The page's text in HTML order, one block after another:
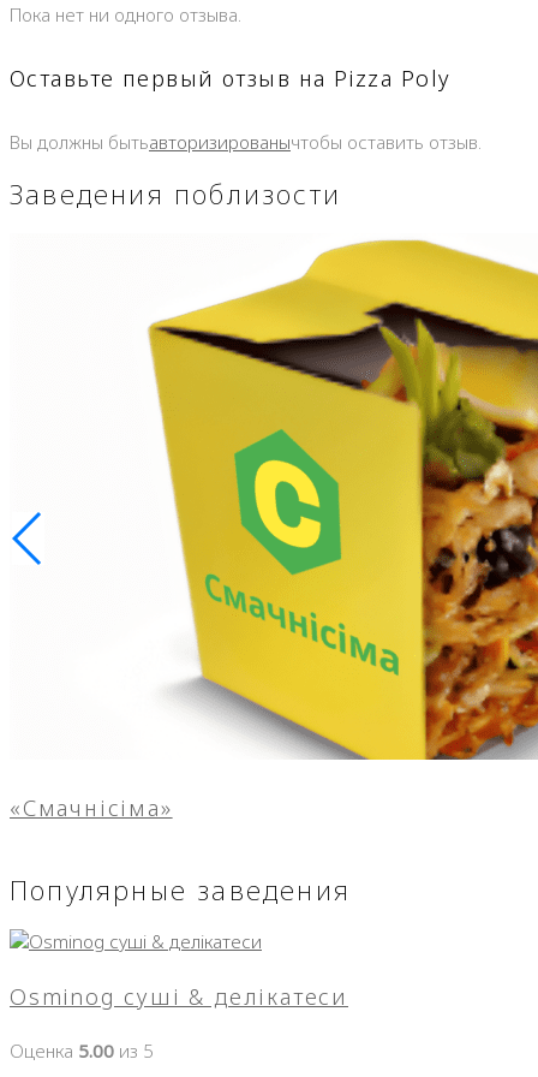
Пока нет ни одного отзыва.
Оставьте первый отзыв на Pizza Poly
Вы должны бытьавторизированычтобы оставить отзыв.
Заведения поблизости
«Смачнісіма»
Популярные заведения
Osminog суші & делікатеси
Оценка 5.00 из 5